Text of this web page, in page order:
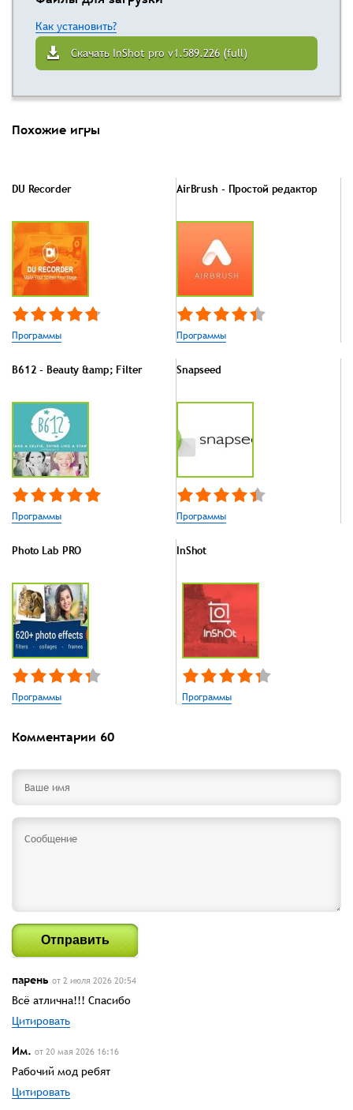
Как установить?
Скачать InShot pro v1.589.226 (full)
Похожие игры
DU Recorder
Программы
AirBrush - Простой редактор
Программы
B612 - Beauty &amp; Filter
Программы
Snapseed
Программы
Photo Lab PRO
Программы
InShot
Программы
Комментарии 60
Отправить
парень от 2 июля 2026 20:54
Всё атлична!!! Спасибо
Цитировать
Им. от 20 мая 2026 16:16
Рабочий мод ребят
Цитировать